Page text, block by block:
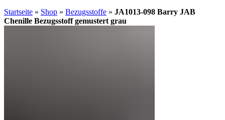
Startseite » Shop » Bezugsstoffe » JA1013-098 Barry JAB
Chenille Bezugsstoff gemustert grau